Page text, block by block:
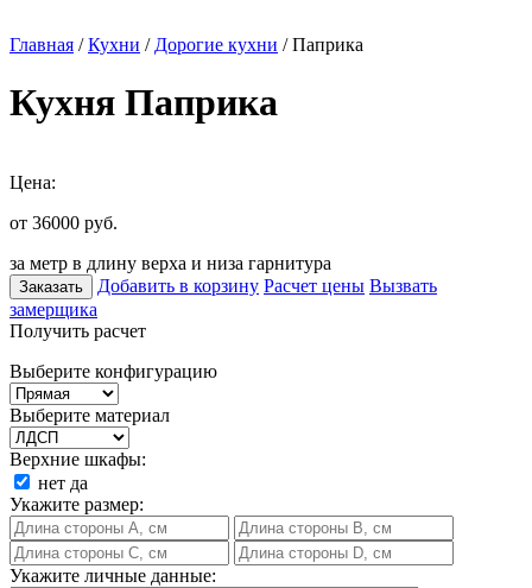
Главная /Кухни / Дорогие кухни / Паприка
Кухня Паприка
Цена:
от 36000 руб.
за метр в длину верха и низа гарнитура
Заказать Добавить в корзину Расчет цены Вызвать
замерщика
Получить расчет
Выберите конфигурацию
Выберите материал
Верхние шкафы:
нет да
Укажите размер:
Укажите личные данные: